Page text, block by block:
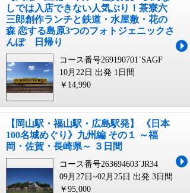
しでは入店できない人気ぶり！茶寮六
三郎創作ランチと鉄道・水屋敷・花の
森 恋する島原3つのフォトジェニックさ
んぽ 日帰り
コース番号269190701`SAGF
10月22日 出発 1日間
￥14,990
【岡山駅・福山駅・広島駅発】 《日本
100名城めぐり》九州編 その１ ～福
岡・佐賀・長崎県～ ３日間
コース番号263694603`JR34
09月27日~02月25日 出発 3日間
￥95,000